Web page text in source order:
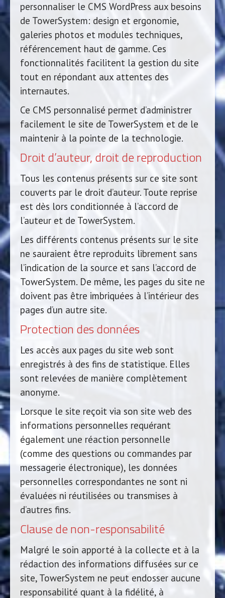
personnaliser le CMS WordPress aux besoins
de TowerSystem: design et ergonomie,
galeries photos et modules techniques,
référencement haut de gamme. Ces
fonctionnalités facilitent la gestion du site
tout en répondant aux attentes des
internautes.
Ce CMS personnalisé permet d’administrer
facilement le site de TowerSystem et de le
maintenir à la pointe de la technologie.
Droit d’auteur, droit de reproduction
Tous les contenus présents sur ce site sont
couverts par le droit d’auteur. Toute reprise
est dès lors conditionnée à l’accord de
l’auteur et de TowerSystem.
Les différents contenus présents sur le site
ne sauraient être reproduits librement sans
l’indication de la source et sans l’accord de
TowerSystem. De même, les pages du site ne
doivent pas être imbriquées à l’intérieur des
pages d’un autre site.
Protection des données
Les accès aux pages du site web sont
enregistrés à des fins de statistique. Elles
sont relevées de manière complètement
anonyme.
Lorsque le site reçoit via son site web des
informations personnelles requérant
également une réaction personnelle
(comme des questions ou commandes par
messagerie électronique), les données
personnelles correspondantes ne sont ni
évaluées ni réutilisées ou transmises à
d’autres fins.
Clause de non-responsabilité
Malgré le soin apporté à la collecte et à la
rédaction des informations diffusées sur ce
site, TowerSystem ne peut endosser aucune
responsabilité quant à la fidélité, à